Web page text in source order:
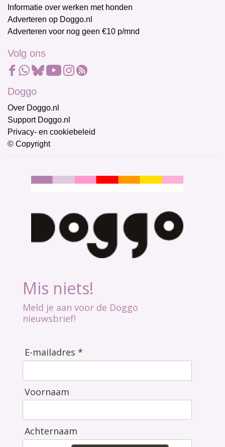
Informatie over werken met honden
Adverteren op Doggo.nl
Adverteren voor nog geen €10 p/mnd
Volg ons
Doggo
Over Doggo.nl
Support Doggo.nl
Privacy- en cookiebeleid
© Copyright
Mis niets!
Meld je aan voor de Doggo
nieuwsbrief!
E-mailadres *
Voornaam
Achternaam